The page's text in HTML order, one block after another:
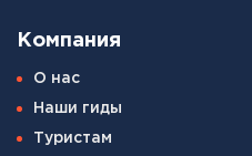
Компания
О нас
Наши гиды
Туристам